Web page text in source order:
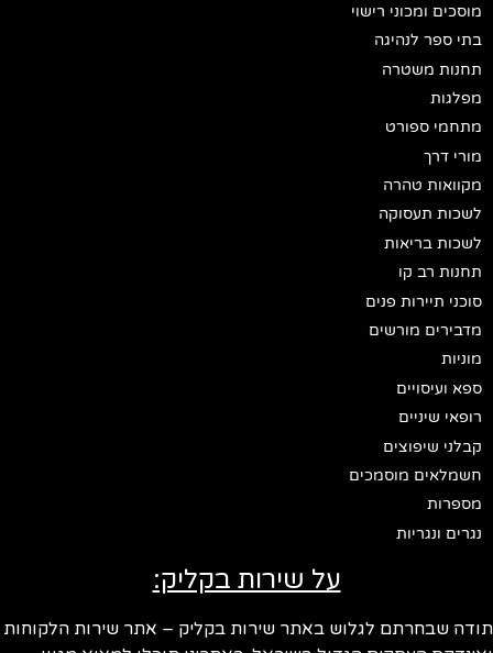
מוסכים ומכוני רישוי
בתי ספר לנהיגה
תחנות משטרה
מפלגות
מתחמי ספורט
מורי דרך
מקוואות טהרה
לשכות תעסוקה
לשכות בריאות
תחנות רב קו
סוכני תיירות פנים
מדבירים מורשים
מוניות
ספא ועיסויים
רופאי שיניים
קבלני שיפוצים
חשמלאים מוסמכים
מספרות
נגרים ונגריות
על שירות בקליק:
שבחרתם לגלוש באתר שירות בקליק – אתר שירות הלקוחות